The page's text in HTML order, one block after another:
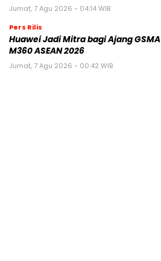
Jumat, 7 Agu 2026 - 04:14 WIB
Pers Rilis
Huawei Jadi Mitra bagi Ajang GSMA
M360 ASEAN 2026
Jumat, 7 Agu 2026 - 00:42 WIB